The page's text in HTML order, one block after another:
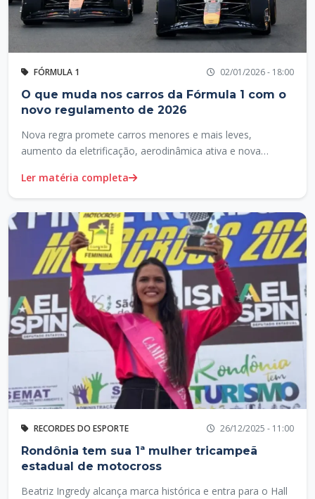
FÓRMULA 1 02/01/2026 - 18:00
O que muda nos carros da Fórmula 1 com o
novo regulamento de 2026
Nova regra promete carros menores e mais leves,
aumento da eletrificação, aerodinâmica ativa e nova
segurança.
Ler matéria completa
RECORDES DO ESPORTE 26/12/2025 - 11:00
Rondônia tem sua 1ª mulher tricampeã
estadual de motocross
Beatriz Ingredy alcança marca histórica e entra para o Hall